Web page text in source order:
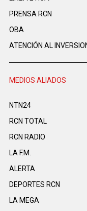
PRENSA RCN
OBA
ATENCIÓN AL
MEDIOS ALIADOS
NTN24
RCN TOTAL
RCN RADIO
LA F.M.
ALERTA
DEPORTES RCN
LA MEGA